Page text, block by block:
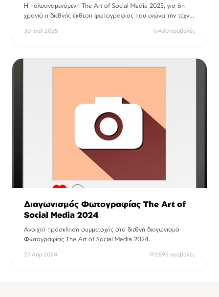
Η πολυαναμενόμενη The Art of Social Media 2025, για 6η
χρονιά η διεθνής έκθεση φωτογραφίας που ενώνει την τέχνη
το Ηράκλειο…
30 Ιουλ 2025 430 προβολές
Διαγωνισμός Φωτογραφίας The Art of
Social Media 2024
Ανοιχτή πρόσκληση συμμετοχής στο διεθνή διαγωνισμό
Φωτογραφίας The Art of Social Media 2024.
27 Απρ 2024 2895 προβολές